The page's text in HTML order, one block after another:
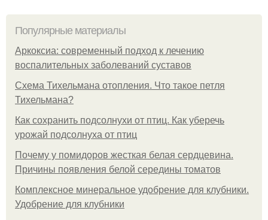
Популярные материалы
Аркоксиа: современный подход к лечению
воспалительных заболеваний суставов
Схема Тихельмана отопления. Что такое петля
Тихельмана?
Как сохранить подсолнухи от птиц. Как уберечь
урожай подсолнуха от птиц
Почему у помидоров жесткая белая сердцевина.
Причины появления белой середины томатов
Комплексное минеральное удобрение для клубники.
Удобрение для клубники